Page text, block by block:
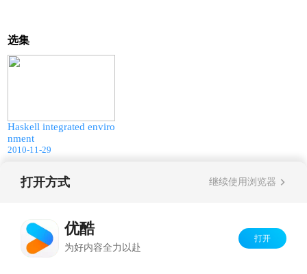
选集
Haskell integrated enviro
nment
2010-11-29
打开方式 继续使用浏览器
优酷
为好内容全力以赴
打开